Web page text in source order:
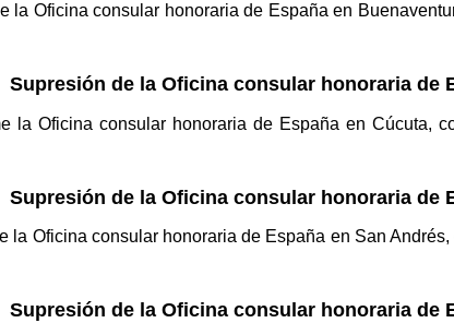
la Oficina consular honoraria de España en
de la Oficina consular honoraria de
la Oficina consular honoraria de España en Cúcuta,
de la Oficina consular honoraria de
la Oficina consular honoraria de España en San
de la Oficina consular honoraria de